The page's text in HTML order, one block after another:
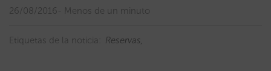
26/08/2016 Menos de un minuto
Etiquetas de la noticia: Reservas